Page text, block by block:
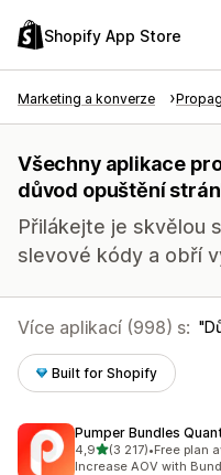
Shopify App Store
Marketing a konverze
Všechny aplikace
důvod opuštění
Přilákejte je skvělou
slevové kódy a obří
Více aplikací (998) s:
Built for Shopify
Pumper Bundles
4,9z 5 hvězd
(3 217)
Celkový počet recenzí:
•Free plan
Increase AOV with